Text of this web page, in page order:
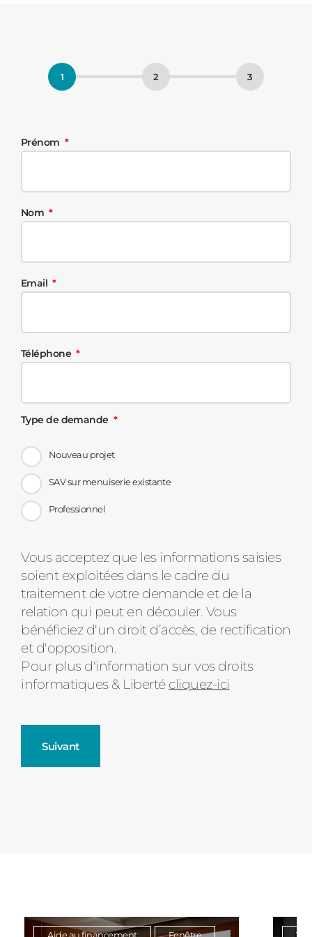
Prénom
Nom
Email
Téléphone
Type de demande
Nouveau projet
SAV sur menuiserie existante
Professionnel
Message
d'état
Vous acceptez que les informations saisies
soient exploitées dans le cadre du
traitement de votre demande et de la
relation qui peut en découler. Vous
bénéficiez d'un droit d’accès, de rectification
et d'opposition.
Pour plus d'information sur vos droits
informatiques & Liberté cliquez-ici
Suivant
Aide au financement
Fenêtre